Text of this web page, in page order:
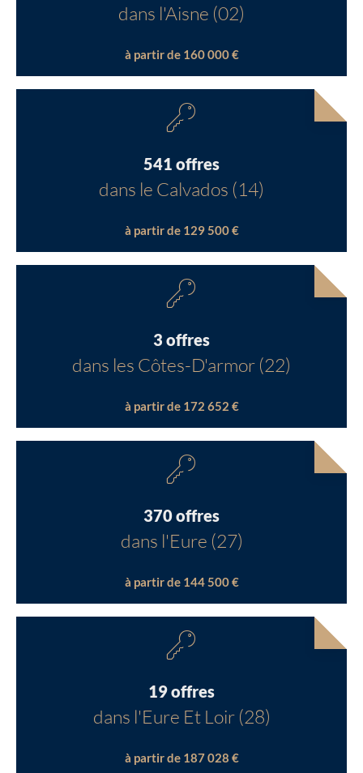
dans l'Aisne (02)
à partir de 160 000 €
541 offres
dans le Calvados (14)
à partir de 129 500 €
3 offres
dans les Côtes-D'armor (22)
à partir de 172 652 €
370 offres
dans l'Eure (27)
à partir de 144 500 €
19 offres
dans l'Eure Et Loir (28)
à partir de 187 028 €